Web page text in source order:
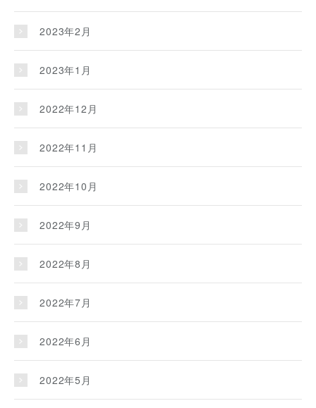
2023年2月
2023年1月
2022年12月
2022年11月
2022年10月
2022年9月
2022年8月
2022年7月
2022年6月
2022年5月